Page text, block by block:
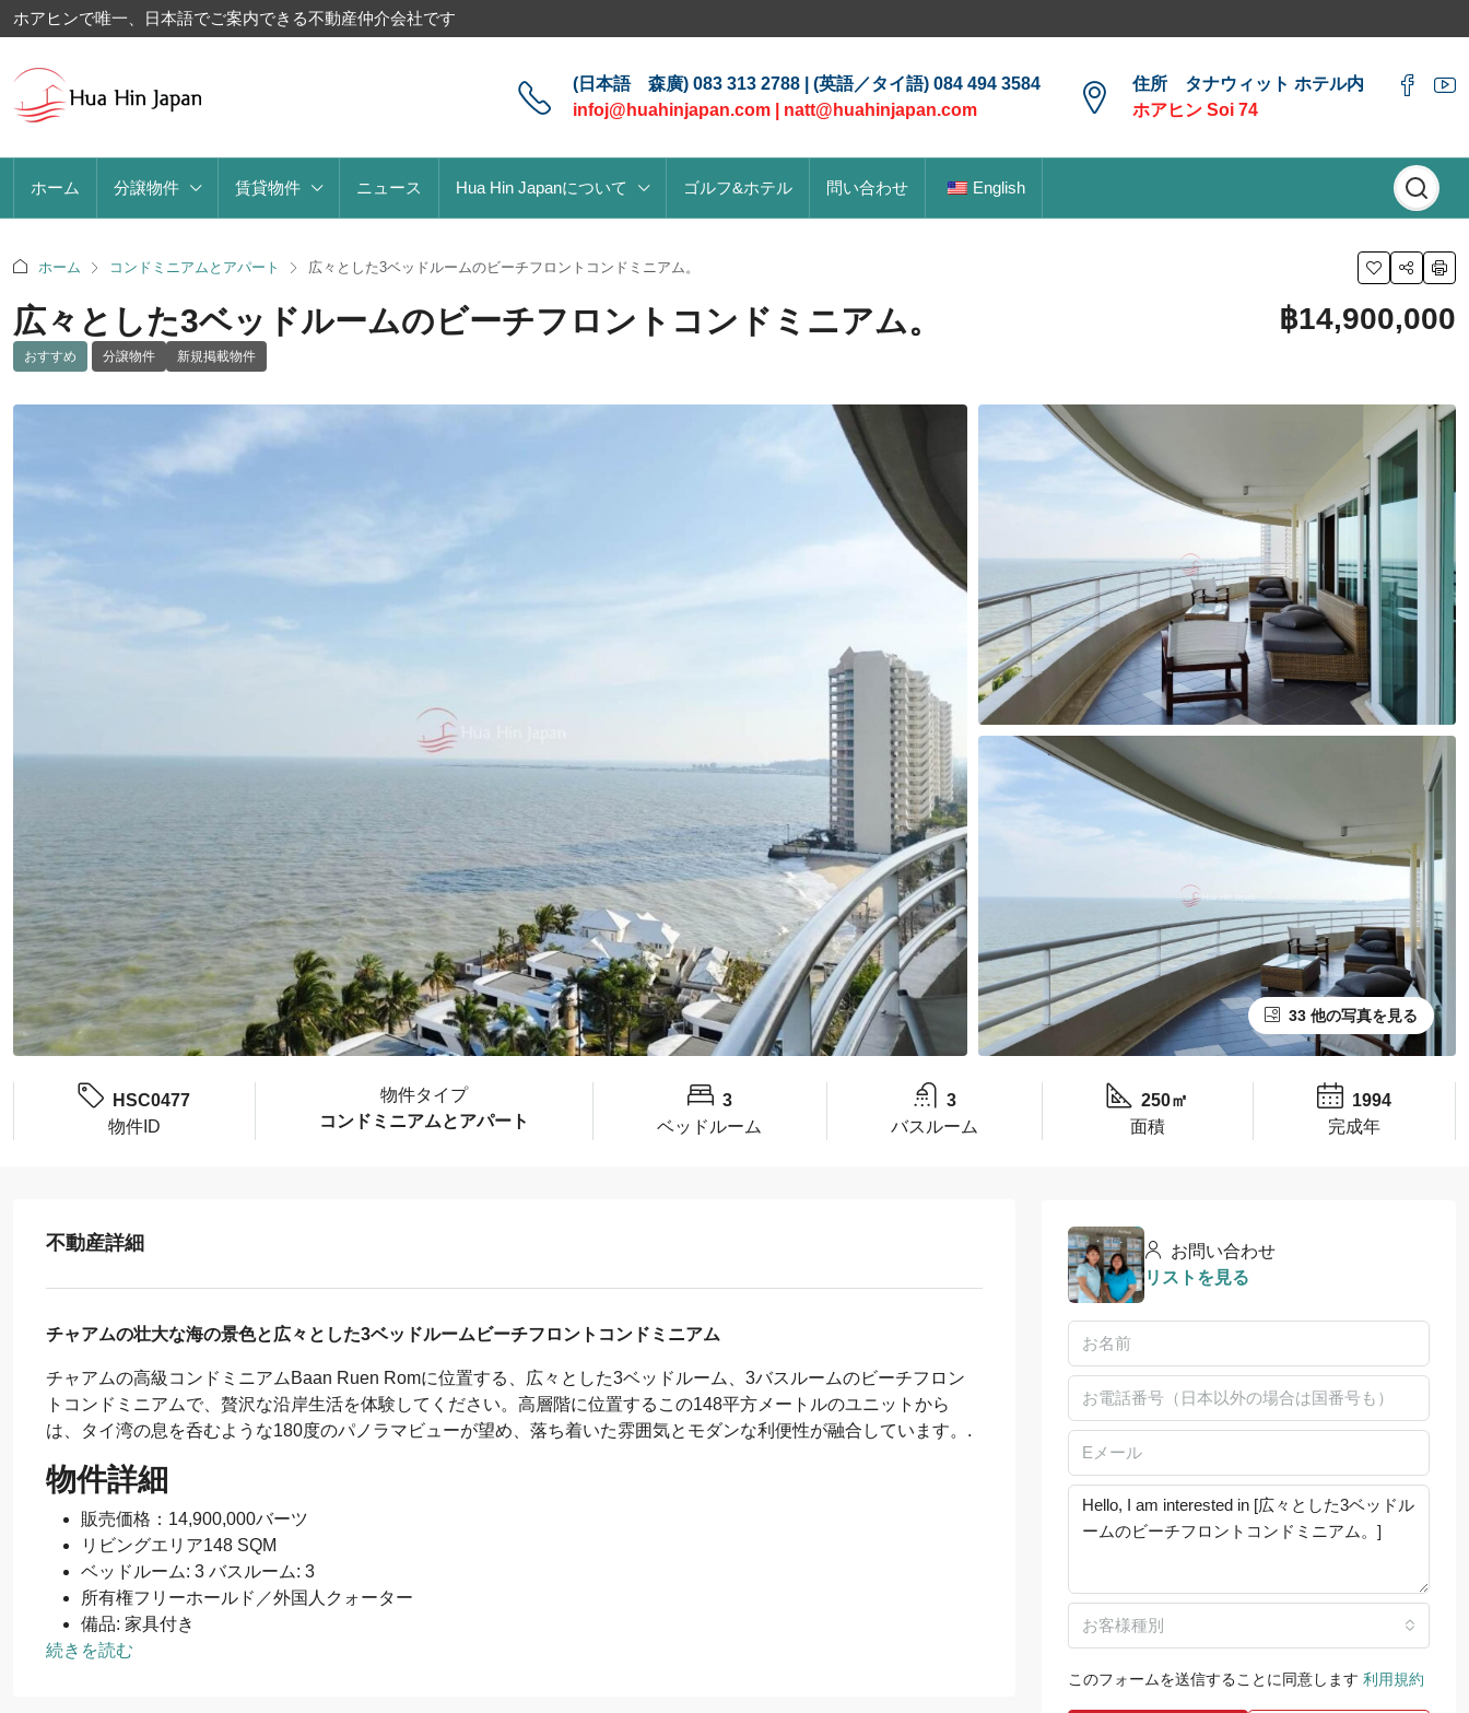
ホアヒンで唯一、日本語でご案内できる不動産仲介会社です
(日本語 森廣) 083 313 2788 | (英語／タイ語) 084 494 3584
infoj@huahinjapan.com
natt@huahinjapan.com
住所 タナウィット ホテル内
ホアヒン Soi 74
ホーム 分譲物件 賃貸物件 ニュース Hua Hin Japanについて ゴルフ&ホテル 問い合わせ English
ホーム コンドミニアムとアパート 広々とした3ベッドルームのビーチフロントコンドミニアム。
広々とした3ベッドルームのビーチフロントコンドミニアム。
おすすめ 分譲物件 新規掲載物件
฿14,900,000
33 他の写真を見る
HSC0477
物件ID
物件タイプ
コンドミニアムとアパート
3
ベッドルーム
3
バスルーム
250㎡
面積
1994
完成年
不動産詳細
チャアムの壮大な海の景色と広々とした3ベッドルームビーチフロントコンドミニアム
チャアムの高級コンドミニアムBaan Ruen Romに位置する、広々とした3ベッドルーム、3バスルームのビーチフロン
トコンドミニアムで、贅沢な沿岸生活を体験してください。高層階に位置するこの148平方メートルのユニットから
は、タイ湾の息を呑むような180度のパノラマビューが望め、落ち着いた雰囲気とモダンな利便性が融合しています。.
物件詳細
販売価格：14,900,000バーツ
リビングエリア148 SQM
ベッドルーム: 3 バスルーム: 3
所有権フリーホールド／外国人クォーター
備品: 家具付き
続きを読む
お問い合わせ
リストを見る
お客様種別
このフォームを送信することに同意します 利用規約